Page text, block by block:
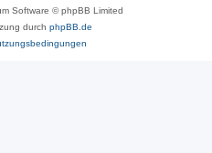
Software © phpBB Limited
durch phpBB.de